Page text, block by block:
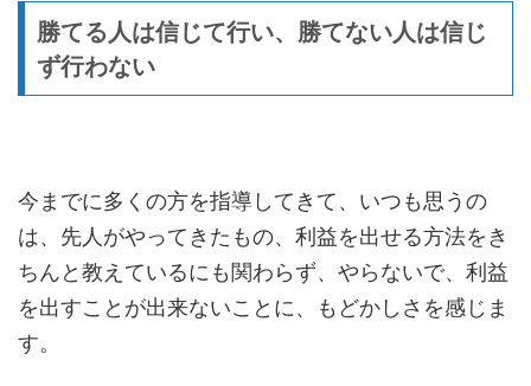
勝てる人は信じて行い、勝てない人は信じ
ず行わない
今までに多くの方を指導してきて、いつも思うの
は、先人がやってきたもの、利益を出せる方法をき
ちんと教えているにも関わらず、やらないで、利益
を出すことが出来ないことに、もどかしさを感じま
す。